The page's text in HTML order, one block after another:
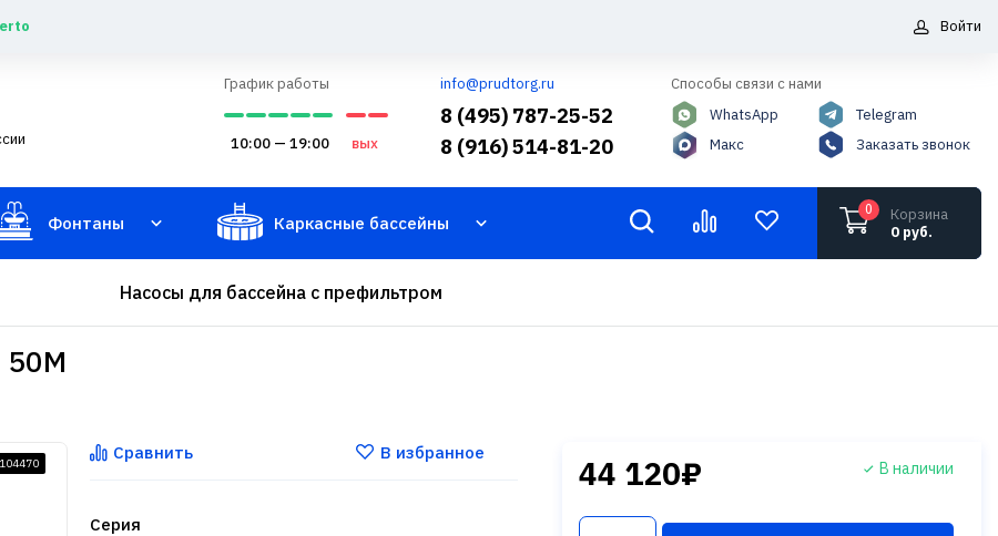
Войти
График работы
10:00 — 19:00 вых
info@prudtorg.ru
8 (495) 787-25-52
8 (916) 514-81-20
Способы связи с нами
WhatsApp
Макс
Telegram
Заказать звонок
Фонтаны Каркасные бассейны
0
Корзина
0 руб.
Насосы для бассейна с префильтром
50М
104470
Сравнить В избранное
Серия
44 120₽ В наличии